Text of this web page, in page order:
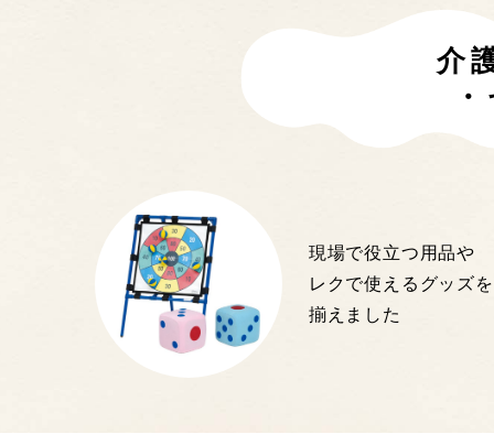
介
現場で役立つ用品や
レクで使えるグッズを
揃えました